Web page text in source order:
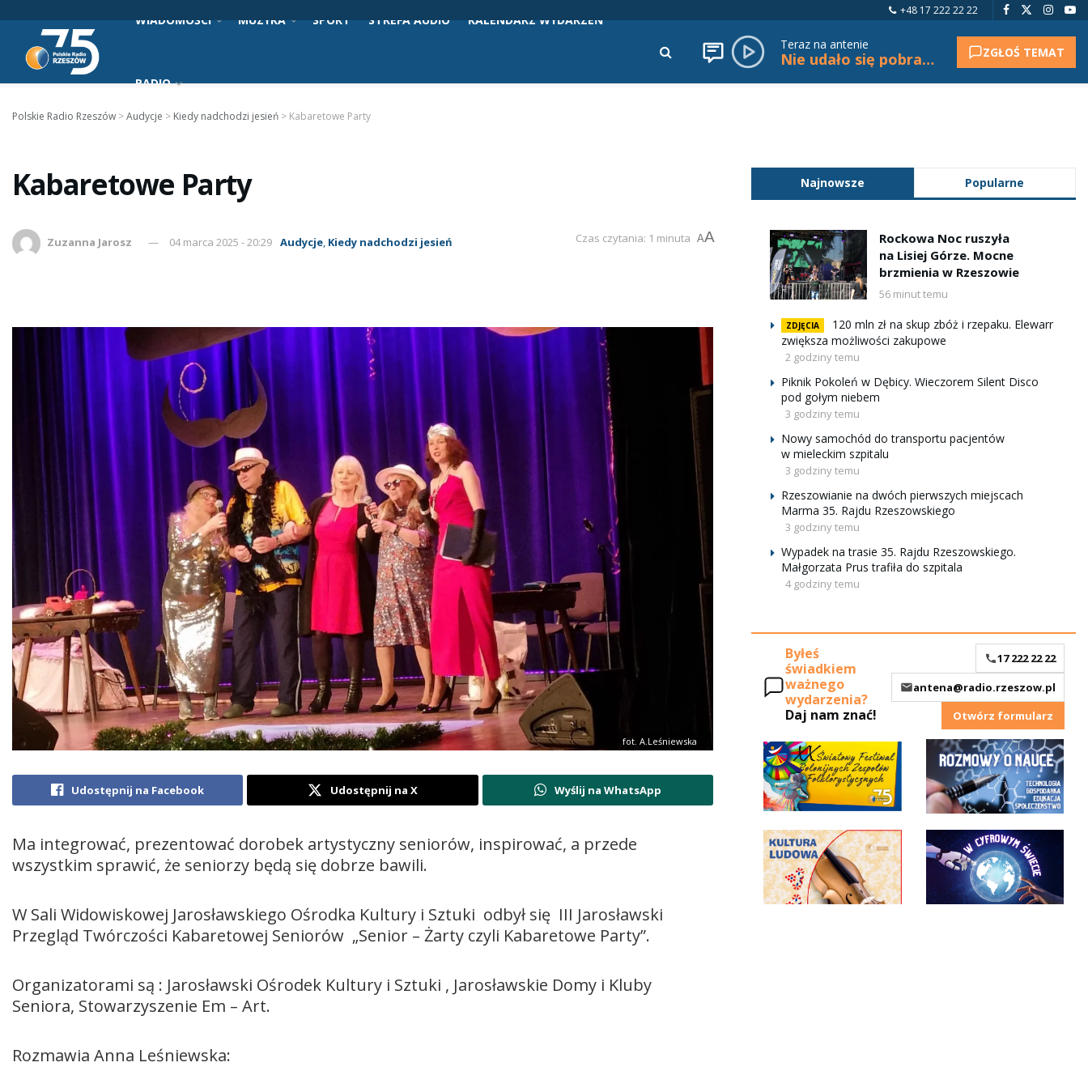
+48 17 222 22 22
WIADOMOŚCI MUZYKA SPORT STREFA AUDIO KALENDARZ WYDARZEŃ
RADIO
Teraz na antenie
Nie udało się pobrać tytułu. ZGŁOŚ TEMAT
Polskie Radio Rzeszów >Audycje > Kiedy nadchodzi jesień > Kabaretowe Party
Kabaretowe Party
Zuzanna Jarosz 04 marca 2025 - 20:29 Audycje, Kiedy nadchodzi jesień Czas czytania: 1 minuta AA
fot. A.Leśniewska
Udostępnij na Facebook Udostępnij na X Wyślij na WhatsApp
Ma integrować, prezentować dorobek artystyczny seniorów, inspirować, a przede
wszystkim sprawić, że seniorzy będą się dobrze bawili.
W Sali Widowiskowej Jarosławskiego Ośrodka Kultury i Sztuki odbył się III Jarosławski
Przegląd Twórczości Kabaretowej Seniorów „Senior – Żarty czyli Kabaretowe Party”.
Organizatorami są : Jarosławski Ośrodek Kultury i Sztuki , Jarosławskie Domy i Kluby
Seniora, Stowarzyszenie Em – Art.
Rozmawia Anna Leśniewska:
Najnowsze Popularne
Rockowa Noc ruszyła
na Lisiej Górze. Mocne
brzmienia w Rzeszowie
56 minut temu
ZDJĘCIA
120 mln zł na skup zbóż i rzepaku. Elewarr
zwiększa możliwości zakupowe
2 godziny temu
Piknik Pokoleń w Dębicy. Wieczorem Silent Disco
pod gołym niebem
3 godziny temu
Nowy samochód do transportu pacjentów
w mieleckim szpitalu
3 godziny temu
Rzeszowianie na dwóch pierwszych miejscach
Marma 35. Rajdu Rzeszowskiego
3 godziny temu
Wypadek na trasie 35. Rajdu Rzeszowskiego.
Małgorzata Prus trafiła do szpitala
4 godziny temu
Byłeś
świadkiem
ważnego
wydarzenia?
Daj nam znać!
17 222 22 22
antena@radio.rzeszow.pl
Otwórz formularz